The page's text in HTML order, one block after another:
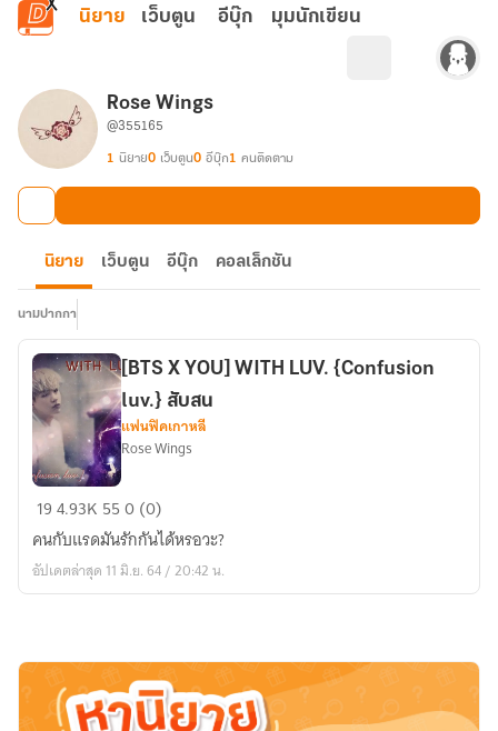
ข้ามไปยังเนื้อหาหลัก
นิยาย เว็บตูน อีบุ๊ก มุมนักเขียน
Rose Wings
@355165
1 นิยาย0 เว็บตูน0 อีบุ๊ก1 คนติดตาม
นิยาย เว็บตูน อีบุ๊ก คอลเล็กชัน
นามปากกา
[BTS
YOU]
WITH
luv.}
สับสน
[BTS X YOU] WITH LUV. {Confusion
luv.} สับสน
แฟนฟิคเกาหลี
Rose Wings
194.93K 550 (0)
คนกับแรดมันรักกันได้หรอวะ?
อัปเดตล่าสุด 11 มิ.ย. 64 / 20:42 น.